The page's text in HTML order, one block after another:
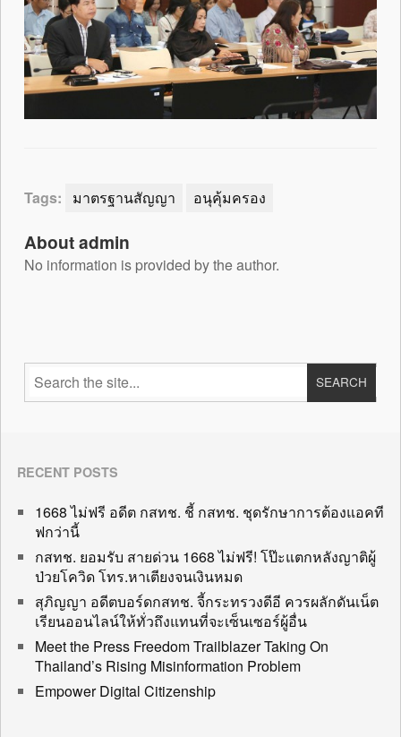
Tags: มาตรฐานสัญญา อนุคุ้มครอง
About admin
No information is provided by the author.
RECENT POSTS
1668 ไม่ฟรี อดีต กสทช. ชี้ กสทช. ชุดรักษาการต้องแอคที
ฟกว่านี้
กสทช. ยอมรับ สายด่วน 1668 ไม่ฟรี! โป๊ะแตกหลังญาติผู้
ป่วยโควิด โทร.หาเตียงจนเงินหมด
สุภิญญา อดีตบอร์ดกสทช. จี้กระทรวงดีอี ควรผลักดันเน็ต
เรียนออนไลน์ให้ทั่วถึงแทนที่จะเซ็นเซอร์ผู้อื่น
Meet the Press Freedom Trailblazer Taking On
Thailand’s Rising Misinformation Problem
Empower Digital Citizenship